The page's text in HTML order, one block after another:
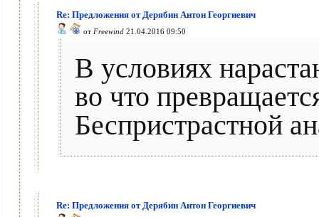
Re: Предложения от Дерябин Антон Георгиевич
от Freewind 21.04.2016 09:50
В условиях
во что
Беспристрастной
Re: Предложения от Дерябин Антон Георгиевич